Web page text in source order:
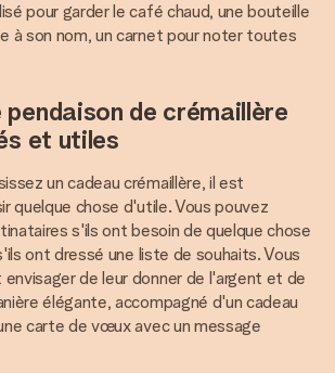
pour garder le café chaud, une bouteille
à son nom, un carnet pour noter toutes
pendaison de crémaillère
et utiles
un cadeau crémaillère, il est
quelque chose d'utile. Vous pouvez
s'ils ont besoin de quelque chose
ont dressé une liste de souhaits. Vous
de leur donner de l'argent et de
élégante, accompagné d'un cadeau
carte de vœux avec un message